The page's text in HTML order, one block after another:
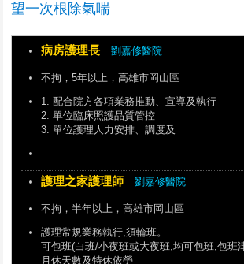
望一次根除氣喘
病房護理長 劉嘉修醫院
不拘，5年以上，高雄市岡山區
1. 配合院方各項業務推動、宣導及執行
2. 單位臨床照護品質管控
3. 單位護理人力安排、調度及
護理之家護理師 劉嘉修醫院
不拘，半年以上，高雄市岡山區
護理常規業務執行,須輪班。
可包班(白班/小夜班或大夜班,均可包班,包班
月休天數及特休依勞